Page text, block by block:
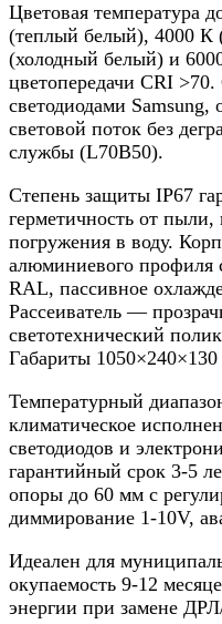
Цветовая температура
(теплый белый), 4000 К
(холодный белый) и
цветопередачи CRI
светодиодами
световой поток без
службы (L70B50).
Степень защиты IP67
герметичность от пыли,
погружения в воду.
алюминиевого
RAL, пассивное
Рассеиватель —
светотехнический
Габариты
Температурный
климатическое
светодиодов и
гарантийный срок 3-5
опоры до 60 мм с
диммирование 1-10V,
Идеален для
окупаемость 9-12
энергии при замене